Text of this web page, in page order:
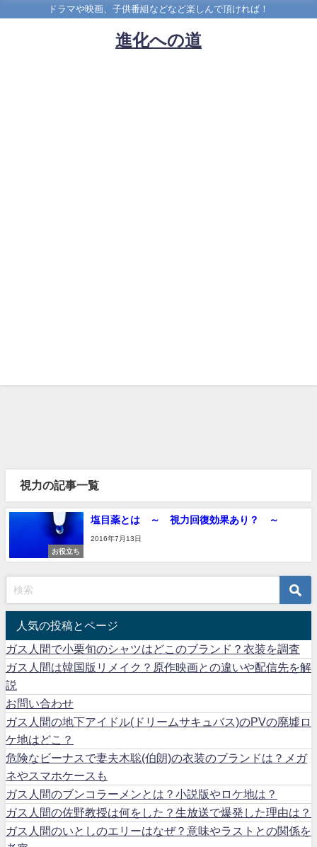
ドラマや映画、子供番組などなど楽しんで頂ければ！
進化への道
視力の記事一覧
お役立ち
塩目薬とは ～ 視力回復効果あり？ ～
2016年7月13日
人気の投稿とページ
ガス人間で小栗旬のシャツはどこのブランド？衣装を調査
ガス人間は韓国版リメイク？原作映画との違いや配信先を解
説
お問い合わせ
ガス人間の地下アイドル(ドリームサキュバス)のPVの廃墟ロ
ケ地はどこ？
危険なビーナスで妻夫木聡(伯朗)の衣装のブランドは？メガ
ネやスマホケースも
ガス人間のブンコラーメンとは？小説版やロケ地は？
ガス人間の佐野教授は何をした？生放送で爆発した理由は？
ガス人間のいとしのエリーはなぜ？意味やラストとの関係を